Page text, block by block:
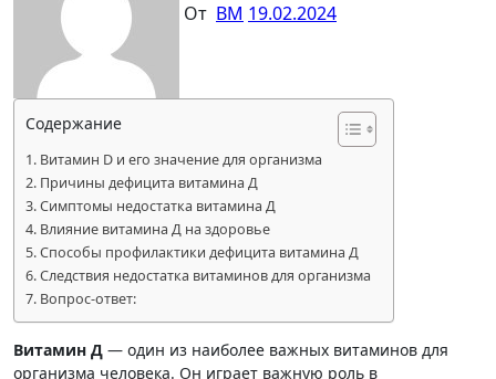
От ВМ 19.02.2024
Содержание
Витамин D и его значение для организма
Причины дефицита витамина Д
Симптомы недостатка витамина Д
Влияние витамина Д на здоровье
Способы профилактики дефицита витамина Д
Следствия недостатка витаминов для организма
Вопрос-ответ:
Витамин Д — один из наиболее важных витаминов для
организма человека. Он играет важную роль в